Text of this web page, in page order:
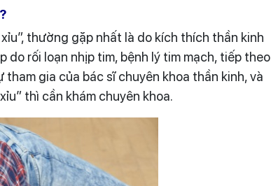
thường gặp nhất là do kích thích thần kinh
rối loạn nhịp tim, bệnh lý tim mạch, tiếp theo
gia của bác sĩ chuyên khoa thần kinh, và
thì cần khám chuyên khoa.